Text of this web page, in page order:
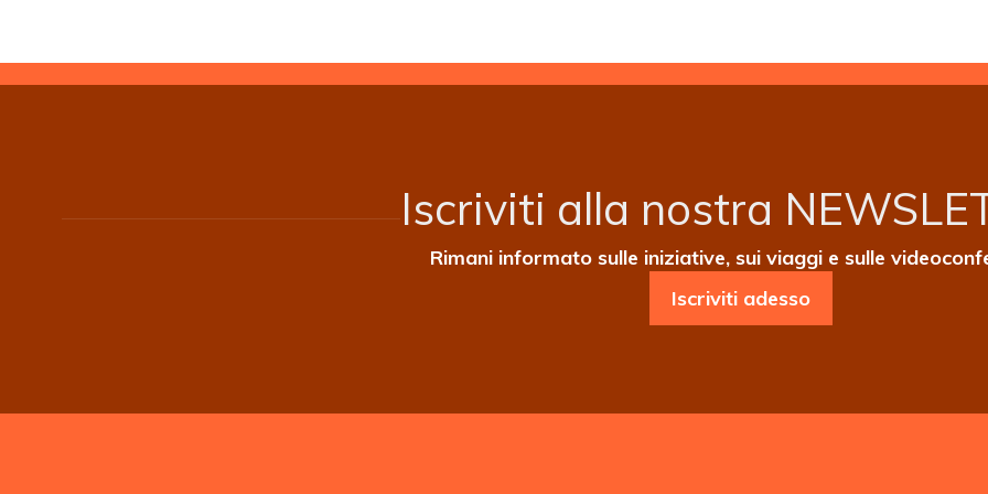
Iscriviti alla nostra
Rimani informato sulle iniziative, sui viaggi e sulle
Iscriviti adesso